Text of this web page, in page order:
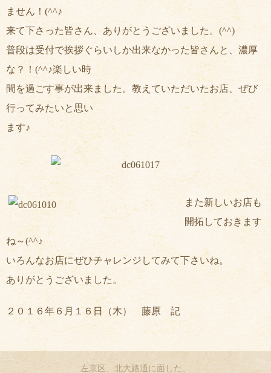
ません！(^^♪
来て下さった皆さん、ありがとうございました。(^^)
普段は受付で挨拶ぐらいしか出来なかった皆さんと、濃厚
な？！(^^♪楽しい時
間を過ごす事が出来ました。教えていただいたお店、ぜび
行ってみたいと思い
ます♪
また新しいお店も
開拓しておきます
ね～(^^♪
いろんなお店にぜひチャレンジしてみて下さいね。
ありがとうございました。
２０１６年６月１６日（木） 藤原 記
左京区、北大路通に面した、